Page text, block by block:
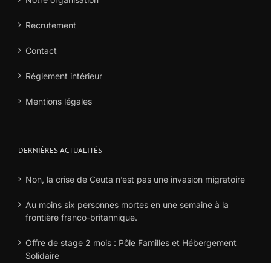
Recrutement
Contact
Réglement intérieur
Mentions légales
DERNIÈRES ACTUALITÉS
Non, la crise de Ceuta n’est pas une invasion migratoire
Au moins six personnes mortes en une semaine à la
frontière franco-britannique.
Offre de stage 2 mois : Pôle Familles et Hébergement
Solidaire